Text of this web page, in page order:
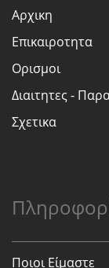
Αρχικη
Επικαιροτητα
Ορισμοι
Διαιτητες -
Σχετικα
Ποιοι Είμαστε